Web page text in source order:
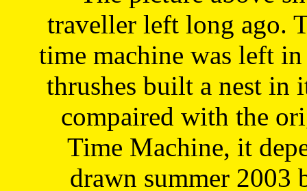
traveller left long ago.
time machine was left
thrushes built a nest in
compaired with the
Time Machine, it
drawn summer 2003